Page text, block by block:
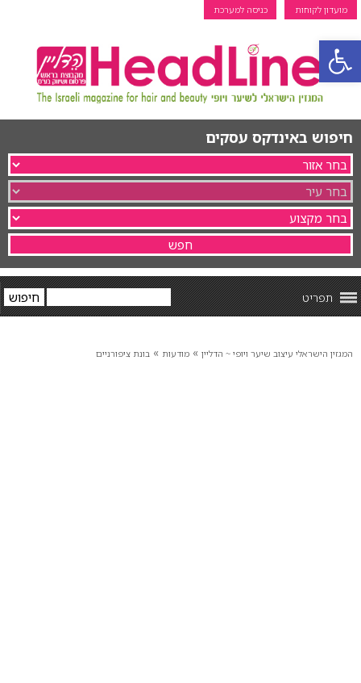
פתח סרגל נגישות
מועדון לקוחות כניסה למערכת
חיפוש באינדקס עסקים
תפריט
המגזין הישראלי עיצוב שיער ויופי ~ הדליין » מודעות » בונת ציפורניים